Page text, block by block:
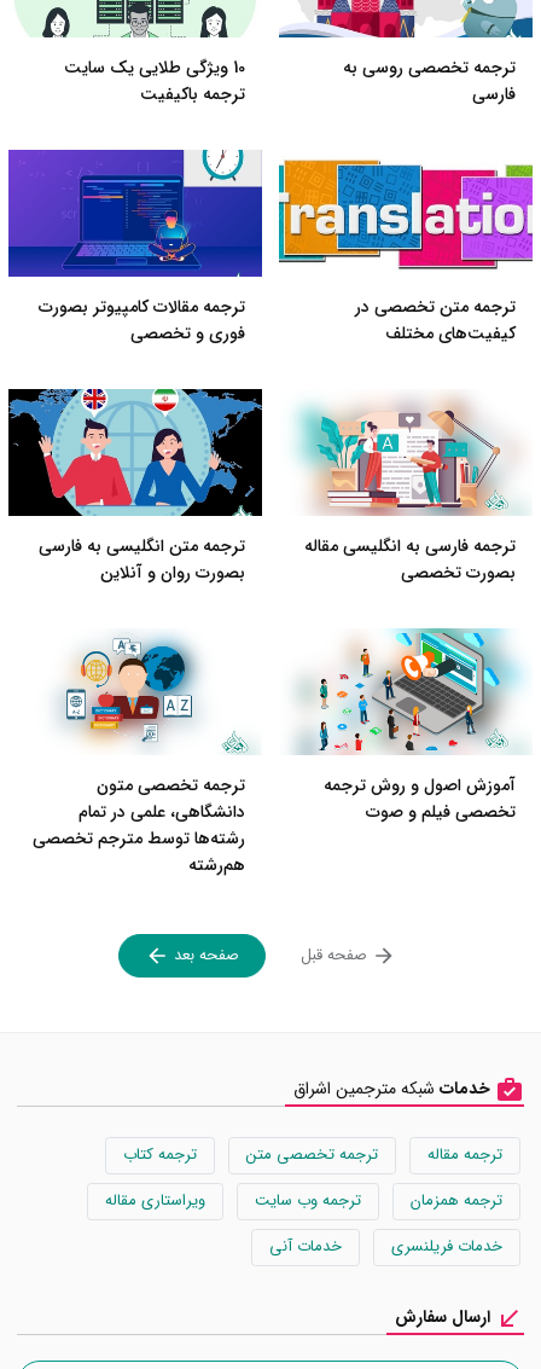
ترجمه تخصصی روسی به
فارسی
10 ویژگی‌ طلایی یک سایت
ترجمه باکیفیت
ترجمه متن تخصصی در
کیفیت‌های مختلف
ترجمه مقالات کامپیوتر بصورت
فوری و تخصصی
ترجمه فارسی به انگلیسی مقاله
بصورت تخصصی
ترجمه متن انگلیسی به فارسی
بصورت روان و آنلاین
آموزش اصول و روش ترجمه
تخصصی فیلم و صوت
ترجمه تخصصی متون
دانشگاهی، علمی در تمام
رشته‌ها توسط مترجم تخصصی
هم‌رشته
صفحه قبل صفحه بعد
خدمات شبکه مترجمین اشراق
ترجمه مقاله ترجمه تخصصی متن
ترجمه کتاب
ترجمه همزمان
ترجمه وب سایت
ویراستاری مقاله
خدمات فریلنسری
خدمات آنی
ارسال سفارش